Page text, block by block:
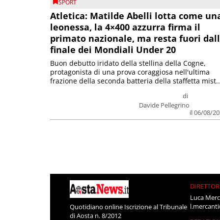
SPORT
Atletica: Matilde Abelli lotta come
leonessa, la 4×400 azzurra firma il
primato nazionale, ma resta fuori
finale dei Mondiali Under 20
di
Davide Pellegrino
il 06/08/
Buon debutto iridato della stellina della Cogne,
protagonista di una prova coraggiosa nell'ultima
frazione della seconda batteria della staffetta
Quotidiano online Iscrizione al Tribunale
di Aosta n. 8/2012
Luca